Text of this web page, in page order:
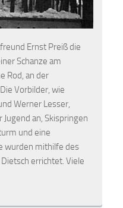
Ernst Preiß die
Schanze am
Rod, an der
Vorbilder, wie
Werner Lesser,
an, Skispringen
und eine
wurden mithilfe des
errichtet. Viele